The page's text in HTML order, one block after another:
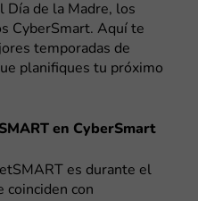
Día de la Madre, los
CyberSmart. Aquí te
temporadas de
planifiques tu próximo
en CyberSmart
es durante el
coinciden con